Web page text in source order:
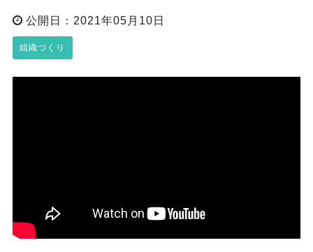
公開日：2021年05月10日
組織づくり